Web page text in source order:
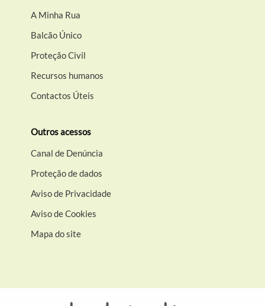
A Minha Rua
Balcão Único
Proteção Civil
Recursos humanos
Contactos Úteis
Outros acessos
Canal de Denúncia
Proteção de dados
Aviso de Privacidade
Aviso de Cookies
Mapa do site